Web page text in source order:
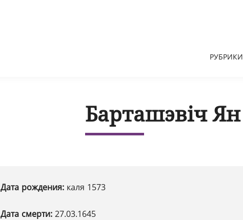
РУБРИКИ
Барташэвіч Ян
Дата рождения: каля 1573
Дата смерти: 27.03.1645